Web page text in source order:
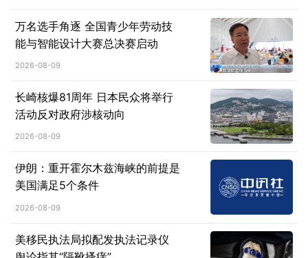
万名选手角逐 全国青少年劳动技
能与智能设计大赛总决赛启动
2026-08-09
长崎核爆81周年 日本民众将举行
活动反对政府涉核动向
2026-08-09
伊朗：重开霍尔木兹海峡的前提是
美国满足5个条件
2026-08-09
美移民执法局拟配发执法记录仪